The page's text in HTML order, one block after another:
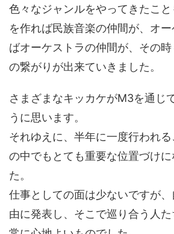
色々なジャンルをやってきたこ
を作れば民族音楽の仲間が、オ
ばオーケストラの仲間が、その
の繋がりが出来ていきました。
さまざまなキッカケがM3を通じ
うに思います。
それゆえに、半年に一度行われ
の中でもとても重要な位置づけ
た。
仕事としての面は少ないですが
由に発表し、そこで巡り合う人